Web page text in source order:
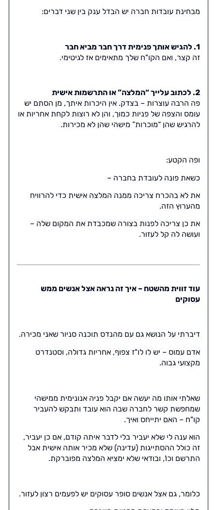
מבחינת עובדות חברה יש הבדל ענק בין שני דברים:
1. להגיש אותך פנימית דרך חבר מביא חבר
זה קצר, ואם הקו"ח שלך מתאימים אז לגיטימי.
2. לכתוב עלייך “המלצה” או התרשמות אישית
פה הרבה עוצרות – בצדק. אין היכרות איתך, מן הסתם יש
עומס והצפה של פניות כמוך, והן לא רוצות לקחת אחריות או
להרגיש שהן “מוכרות” מישהי שהן לא מכירות.
ופה הקטע:
כשאת פונה לעובדת בחברה –
את לא בהכרח צריכה ממנה המלצה אישית כדי להרוויח
מהערוץ הזה.
את כן צריכה לפנות בצורה שמכבדת את המקום שלה –
ועושה לה קל לעזור.
עוד זווית מהשטח – איך זה נראה אצל אנשים ממש
עסוקים
דיברתי על הנושא גם עם מהנדס תוכנה סניור שאני מכירה.
אדם עמוס – יש לו לו"ז צפוף, אחריות גדולה, וסטנדרט
מקצועי גבוה.
שאלתי אותו מה יעשה אם יקבל פניה אנונימית ממישהי
שמחפשת קשר לחברה שבה הוא עובד ותבקש להעביר
קו"ח – האם יתייחס ואיך.
הוא ענה לי שלא יעביר בלי לדבר איתה קודם, אם כן יעביר,
זה כולל ההסתייגות (עדינה) שלא מכיר אותה אישית אבל
התרשם וכו', ובודאי שלא ימציא המלצה מפוברקת.
כלומר, גם אצל אנשים סופר עסוקים יש לפעמים רצון לעזור.